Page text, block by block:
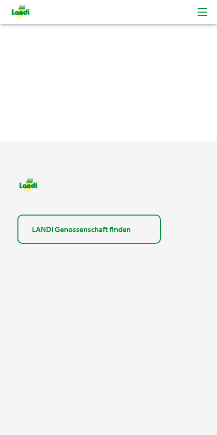
LANDI Genossenschaft finden